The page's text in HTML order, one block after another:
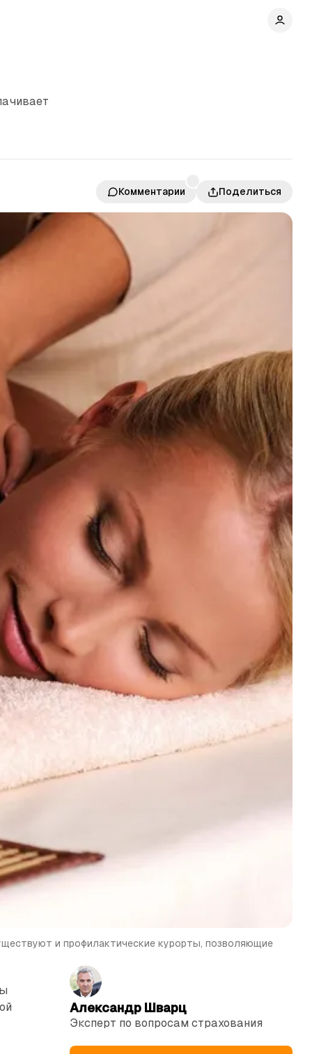
Комментарии Поделиться
и профилактические курорты, позволяющие
Александр Шварц
Эксперт по вопросам страхования